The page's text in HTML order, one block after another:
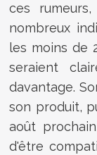
ces
nombreux
les moins de
seraient
davantage.
son produit,
août
d'être